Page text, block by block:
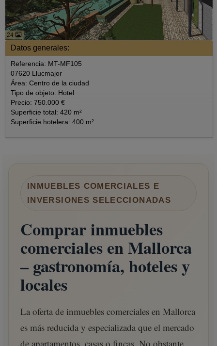
24
Datos generales:
Referencia: MT-MF105
07620 Llucmajor
Área: Centro de la ciudad
Tipo de objeto: Hotel
Precio: 750.000 €
Superficie total: 420 m²
Superficie hotelera: 400 m²
INMUEBLES COMERCIALES E
INVERSIONES SELECCIONADAS
Comprar inmuebles
comerciales en Mallorca
– gastronomía, hoteles y
locales
La oferta de inmuebles comerciales en Mallorca
es más reducida y especializada que el mercado
de apartamentos, casas o fincas. No obstante,